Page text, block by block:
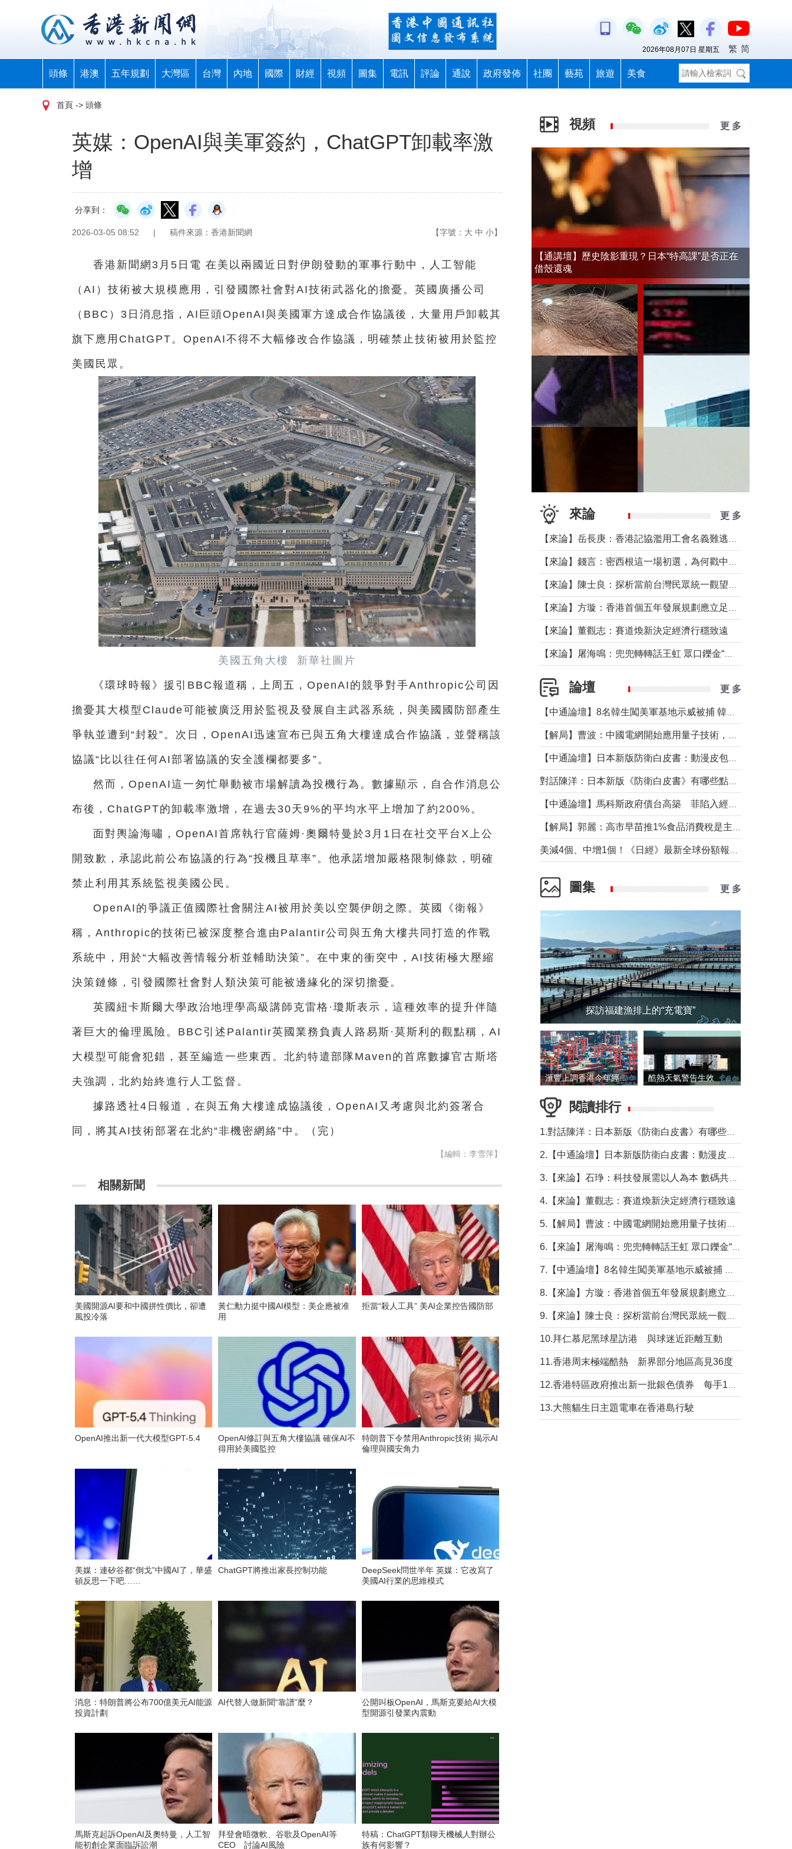
頭條 港澳 五年規劃 大灣區 台灣 內地 國際 財經 視頻 圖集 電訊 評論 通說 政府發佈 社團 藝苑 旅遊 美食
2026年08月07日 星期五 繁 简
首頁 -> 頭條
英媒：OpenAI與美軍簽約，ChatGPT卸載率激
增
分享到：
2026-03-05 08:52 | 稿件來源：香港新聞網 【字號： 大 中 小】
香港新聞網3月5日電 在美以兩國近日對伊朗發動的軍事行動中，人工智能
（AI）技術被大規模應用，引發國際社會對AI技術武器化的擔憂。英國廣播公司
（BBC）3日消息指，AI巨頭OpenAI與美國軍方達成合作協議後，大量用戶卸載其
旗下應用ChatGPT。OpenAI不得不大幅修改合作協議，明確禁止技術被用於監控
美國民眾。
美國五角大樓 新華社圖片
《環球時報》援引BBC報道稱，上周五，OpenAI的競爭對手Anthropic公司因
擔憂其大模型Claude可能被廣泛用於監視及發展自主武器系統，與美國國防部產生
爭執並遭到“封殺”。次日，OpenAI迅速宣布已與五角大樓達成合作協議，並聲稱該
協議“比以往任何AI部署協議的安全護欄都要多”。
然而，OpenAI這一匆忙舉動被市場解讀為投機行為。數據顯示，自合作消息公
布後，ChatGPT的卸載率激增，在過去30天9%的平均水平上增加了約200%。
面對輿論海嘯，OpenAI首席執行官薩姆·奧爾特曼於3月1日在社交平台X上公
開致歉，承認此前公布協議的行為“投機且草率”。他承諾增加嚴格限制條款，明確
禁止利用其系統監視美國公民。
OpenAI的爭議正值國際社會關注AI被用於美以空襲伊朗之際。英國《衛報》
稱，Anthropic的技術已被深度整合進由Palantir公司與五角大樓共同打造的作戰
系統中，用於“大幅改善情報分析並輔助決策”。在中東的衝突中，AI技術極大壓縮
決策鏈條，引發國際社會對人類決策可能被邊緣化的深切擔憂。
英國紐卡斯爾大學政治地理學高級講師克雷格·瓊斯表示，這種效率的提升伴隨
著巨大的倫理風險。BBC引述Palantir英國業務負責人路易斯·莫斯利的觀點稱，AI
大模型可能會犯錯，甚至編造一些東西。北約特遣部隊Maven的首席數據官古斯塔
夫強調，北約始終進行人工監督。
據路透社4日報道，在與五角大樓達成協議後，OpenAI又考慮與北約簽署合
同，將其AI技術部署在北約“非機密網絡”中。（完）
【編輯：李雪萍】
相關新聞
美國開源AI要和中國拼性價比，卻遭
風投冷落
黃仁勳力挺中國AI模型：美企應被准
用
拒當“殺人工具” 美AI企業控告國防部
OpenAI推出新一代大模型GPT-5.4
OpenAI修訂與五角大樓協議 確保AI不
得用於美國監控
特朗普下令禁用Anthropic技術 揭示AI
倫理與國安角力
美媒：連矽谷都“倒戈”中國AI了，華盛
頓反思一下吧……
ChatGPT將推出家長控制功能
DeepSeek問世半年 英媒：它改寫了
美國AI行業的思維模式
消息：特朗普將公布700億美元AI能源
投資計劃
AI代替人做新聞“靠譜”麼？
公開叫板OpenAI，馬斯克要給AI大模
型開源引發業內震動
馬斯克起訴OpenAI及奧特曼，人工智
能初創企業面臨訴訟潮
拜登會晤微軟、谷歌及OpenAI等
CEO 討論AI風險
特稿：ChatGPT類聊天機械人對辦公
族有何影響？
視頻 更 多
【通講壇】歷史陰影重現？日本“特高課”是否正在
借殼還魂
來論 更 多
【來論】董觀志：賽道煥新決定經濟行穩致遠
論壇 更 多
圖集 更 多
探訪福建漁排上的“充電寶”
滙豐上調香港今年經濟增長預測至4.5% 酷熱天氣警告生效 本港高溫持續至下周
閱讀排行
4.【來論】董觀志：賽道煥新決定經濟行穩致遠
10.拜仁慕尼黑球星訪港 與球迷近距離互動
11.香港周末極端酷熱 新界部分地區高見36度
13.大熊貓生日主題電車在香港島行駛